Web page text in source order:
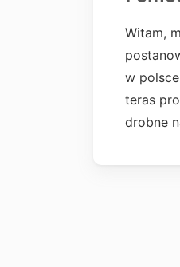
Witam,
w
teras
drobne